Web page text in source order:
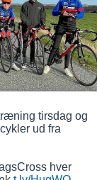
tirsdag og
ud fra
hver